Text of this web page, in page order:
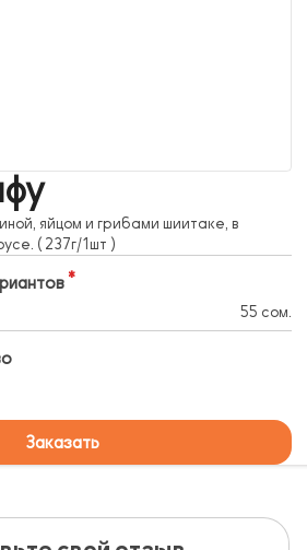
яйцом и грибами шиитаке, в
( 237г/1шт )
55 сом.
Заказать